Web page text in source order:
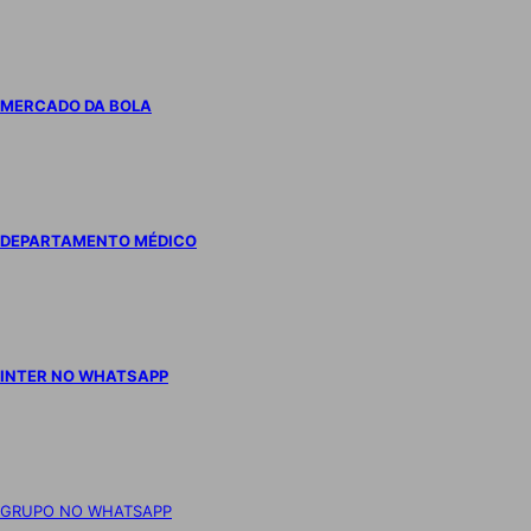
MERCADO DA BOLA
DEPARTAMENTO MÉDICO
INTER NO WHATSAPP
GRUPO NO WHATSAPP